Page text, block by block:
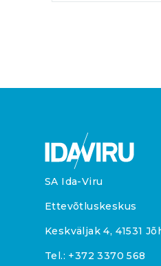
SA Ida-Viru
Ettevõtluskeskus
Keskväljak 4, 41531
Tel.: +372 3370 568